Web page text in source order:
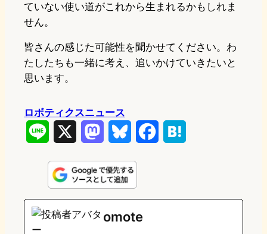
ていない使い道がこれから生まれるかもしれま
せん。
皆さんの感じた可能性を聞かせてください。わ
たしたちも一緒に考え、追いかけていきたいと
思います。
ロボティクスニュース
n
e
s
t
o
u
e
s
e
e
omote